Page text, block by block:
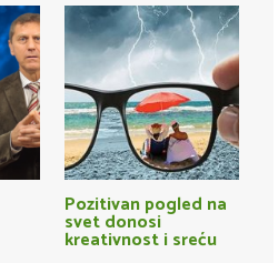
Pozitivan pogled na
svet donosi
kreativnost i sreću